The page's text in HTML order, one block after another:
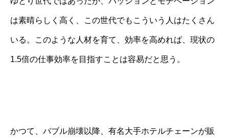
は素晴らしく高く、この世代でもこういう人はたくさん
いる。このような人材を育て、効率を高めれば、現状の
1.5倍の仕事効率を目指すことは容易だと思う。
かつて、バブル崩壊以降、有名大手ホテルチェーンが販